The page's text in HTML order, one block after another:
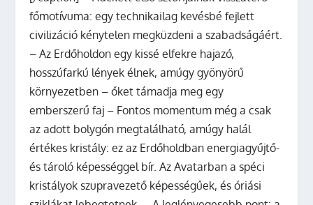
főmotívuma: egy technikailag kevésbé fejlett
civilizáció kénytelen megküzdeni a szabadságáért.
– Az Erdőholdon egy kissé elfekre hajazó,
hosszúfarkú lények élnek, amúgy gyönyörű
környezetben – őket támadja meg egy
emberszerű faj – Fontos momentum még a csak
az adott bolygón megtalálható, amúgy halál
értékes kristály: ez az Erdőholdban energiagyűjtő-
és tároló képességgel bír. Az Avatarban a spéci
kristályok szupravezető képességűek, és óriási